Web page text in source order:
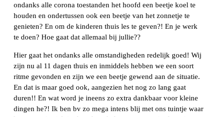
ondanks alle corona toestanden het hoofd een beetje koel te
houden en ondertussen ook een beetje van het zonnetje te
genieten? En om de kinderen thuis les te geven?! En je werk
te doen? Hoe gaat dat allemaal bij jullie??
Hier gaat het ondanks alle omstandigheden redelijk goed! Wij
zijn nu al 11 dagen thuis en inmiddels hebben we een soort
ritme gevonden en zijn we een beetje gewend aan de situatie.
En dat is maar goed ook, aangezien het nog zo lang gaat
duren!! En wat word je ineens zo extra dankbaar voor kleine
dingen he?! Ik ben bv zo mega intens blij met ons tuintje waar